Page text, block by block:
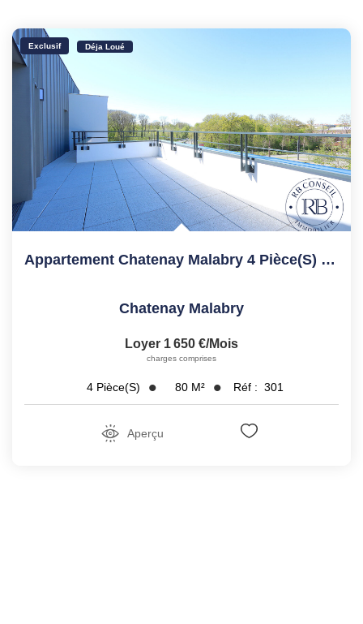
Exclusif Déja Loué
Appartement Chatenay Malabry 4 Pièce(s) 79.69 M2 Dernier...
Chatenay Malabry
Loyer 1 650 €/mois
charges comprises
4 Pièce(s) 80 M² Réf : 301
Aperçu